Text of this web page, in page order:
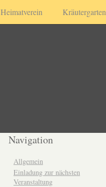
Heimatverein Kräutergarten
Navigation
Allgemein
Einladung zur nächsten
Veranstaltung